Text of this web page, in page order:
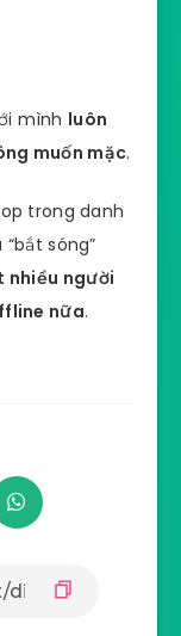
mình luôn
muốn mặc.
trong danh
sóng”
nhiều người
nữa.